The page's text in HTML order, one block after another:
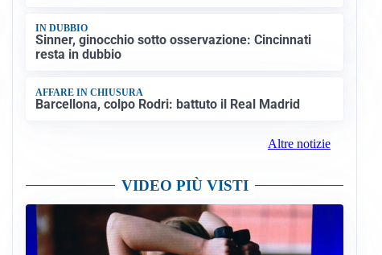
IN DUBBIO
Sinner, ginocchio sotto osservazione: Cincinnati
resta in dubbio
AFFARE IN CHIUSURA
Barcellona, colpo Rodri: battuto il Real Madrid
Altre notizie
VIDEO PIÙ VISTI